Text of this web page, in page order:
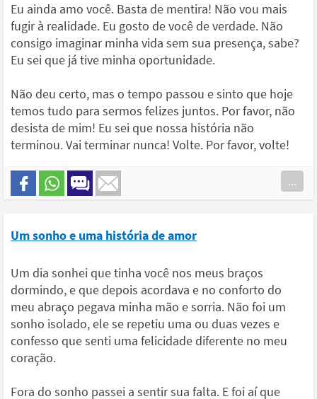
Eu ainda amo você. Basta de mentira! Não vou mais
fugir à realidade. Eu gosto de você de verdade. Não
consigo imaginar minha vida sem sua presença, sabe?
Eu sei que já tive minha oportunidade.
Não deu certo, mas o tempo passou e sinto que hoje
temos tudo para sermos felizes juntos. Por favor, não
desista de mim! Eu sei que nossa história não
terminou. Vai terminar nunca! Volte. Por favor, volte!
...
Um sonho e uma história de amor
Um dia sonhei que tinha você nos meus braços
dormindo, e que depois acordava e no conforto do
meu abraço pegava minha mão e sorria. Não foi um
sonho isolado, ele se repetiu uma ou duas vezes e
confesso que senti uma felicidade diferente no meu
coração.
Fora do sonho passei a sentir sua falta. E foi aí que